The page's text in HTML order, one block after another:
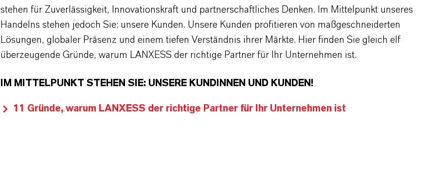
stehen für Zuverlässigkeit, Innovationskraft und partnerschaftliches Denken. Im Mittelpunkt unseres
Handelns stehen jedoch Sie: unsere Kunden. Unsere Kunden profitieren von maßgeschneiderten
Lösungen, globaler Präsenz und einem tiefen Verständnis ihrer Märkte. Hier finden Sie gleich elf
überzeugende Gründe, warum LANXESS der richtige Partner für Ihr Unternehmen ist.
IM MITTELPUNKT STEHEN SIE: UNSERE KUNDINNEN UND KUNDEN!
11 Gründe, warum LANXESS der richtige Partner für Ihr Unternehmen ist